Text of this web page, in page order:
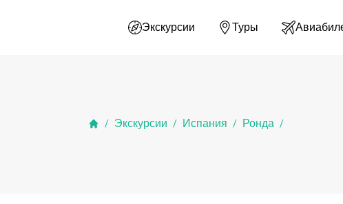
Экскурсии Туры
/ Экскурсии / Испания / Ронда /